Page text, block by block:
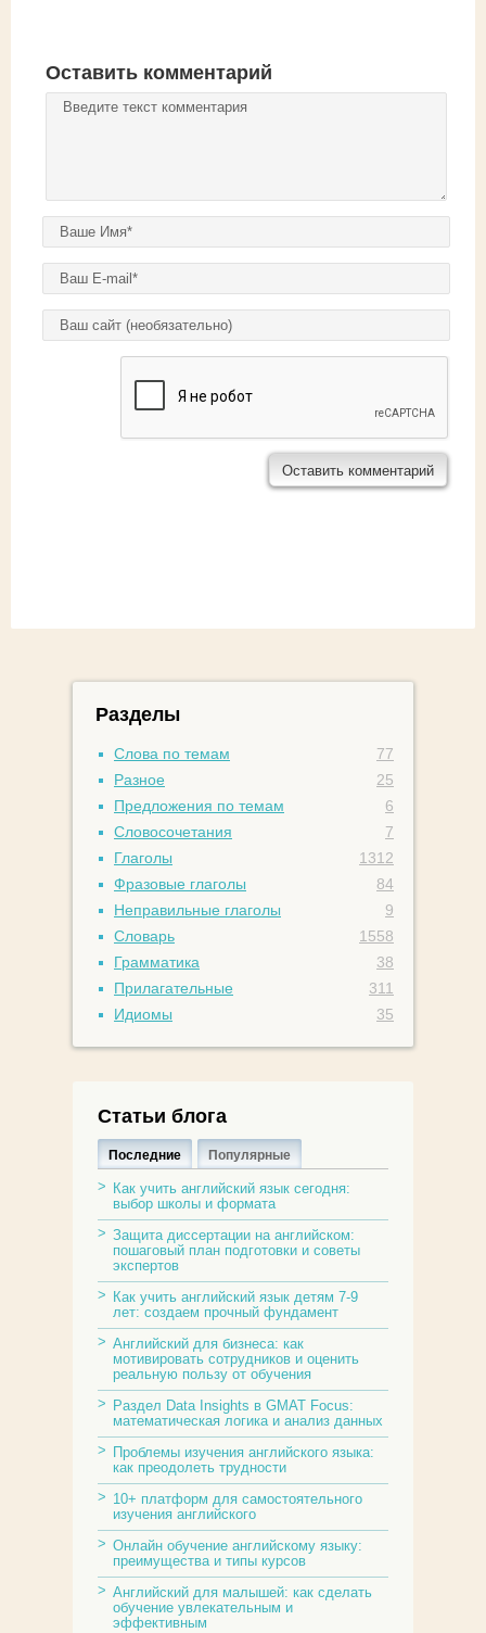
Оставить комментарий
Комментарий*
Ваше имя*
E-mail *
Домашняя страница
Разделы
Слова по темам
77
Разное
25
Предложения по темам
6
Словосочетания
7
Глаголы
1312
Фразовые глаголы
84
Неправильные глаголы
9
Словарь
1558
Грамматика
38
Прилагательные
311
Идиомы
35
Статьи блога
Последние Популярные
Как учить английский язык сегодня:
выбор школы и формата
Защита диссертации на английском:
пошаговый план подготовки и советы
экспертов
Как учить английский язык детям 7-9
лет: создаем прочный фундамент
Английский для бизнеса: как
мотивировать сотрудников и оценить
реальную пользу от обучения
Раздел Data Insights в GMAT Focus:
математическая логика и анализ данных
Проблемы изучения английского языка:
как преодолеть трудности
10+ платформ для самостоятельного
изучения английского
Онлайн обучение английскому языку:
преимущества и типы курсов
Английский для малышей: как сделать
обучение увлекательным и
эффективным